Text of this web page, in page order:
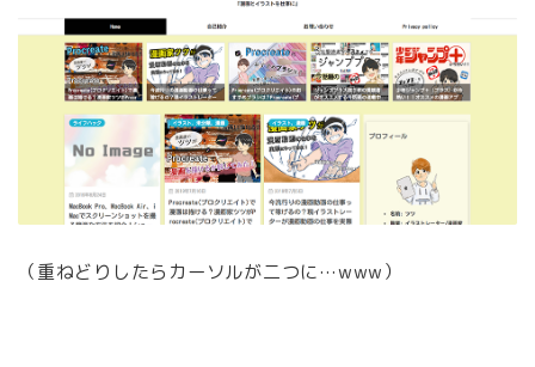
（重ねどりしたらカーソルが二つに…www）